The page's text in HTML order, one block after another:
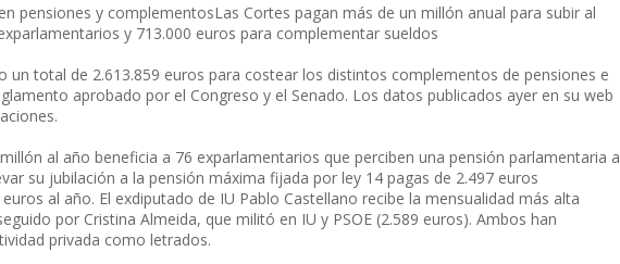
pensiones y complementosLas Cortes pagan más de un millón anual para subir al
y 713.000 euros para complementar sueldos
un total de 2.613.859 euros para costear los distintos complementos de pensiones e
aprobado por el Congreso y el Senado. Los datos publicados ayer en su web
al año beneficia a 76 exparlamentarios que perciben una pensión parlamentaria a
su jubilación a la pensión máxima fijada por ley 14 pagas de 2.497 euros
al año. El exdiputado de IU Pablo Castellano recibe la mensualidad más alta
por Cristina Almeida, que militó en IU y PSOE (2.589 euros). Ambos han
privada como letrados.